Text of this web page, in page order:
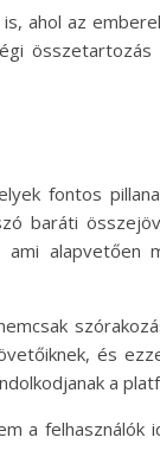
ahol az
fontos
baráti
és
a
a